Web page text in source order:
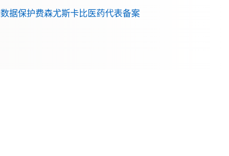
数据保护费森尤斯卡比医药代表备案